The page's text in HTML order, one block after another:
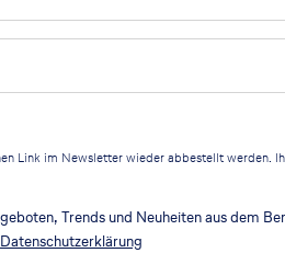
Link im Newsletter wieder abbestellt
Trends und Neuheiten aus dem
Datenschutzerklärung